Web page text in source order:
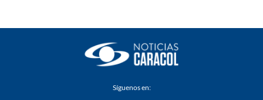
Síguenos en: